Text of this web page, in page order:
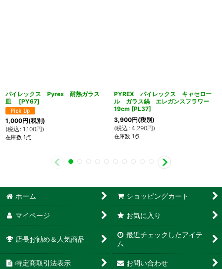
パイレックス Pyrex 耐熱ガラス
皿
[PY67]
1,000円(税別)
(税込 : 1,100円)
在庫数 1点
PYREX パイレックス キャセロー
ル ガラス鍋 エレガンスフラワー
19cm [PL37]
3,900円(税別)
(税込 : 4,290円)
在庫数 1点
ホーム ショッピングカート
マイページ お気に入り
店長お勧め＆人気商品
最近チェックしたアイテ
ム
特定商取引法表示 お問い合わせ